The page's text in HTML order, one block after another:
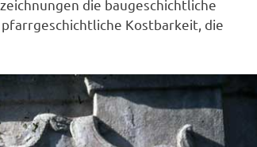
die baugeschichtliche
Kostbarkeit, die